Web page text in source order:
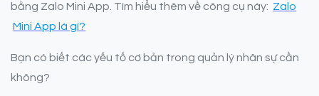
bằng Zalo Mini App. Tìm hiểu thêm về công cụ này: Zalo
Mini App là gì?
Bạn có biết các yếu tố cơ bản trong quản lý nhân sự cần
không?